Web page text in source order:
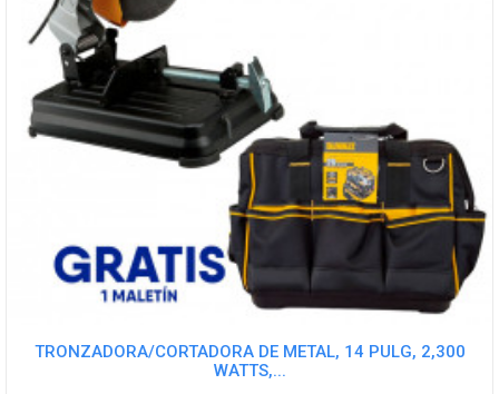
TRONZADORA/CORTADORA DE METAL, 14 PULG, 2,300
WATTS,...